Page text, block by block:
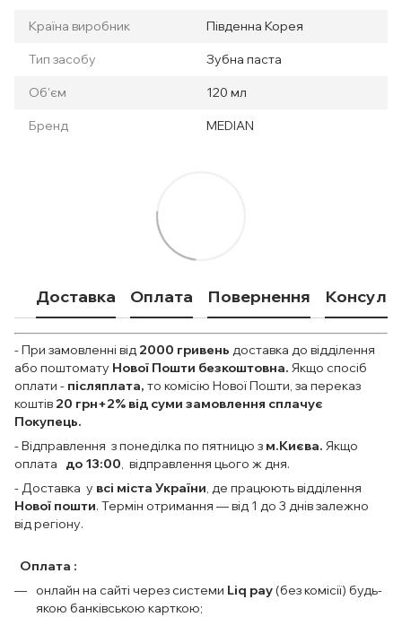
Країна виробник Південна Корея
Тип засобу Зубна паста
Об'єм 120 мл
Бренд MEDIAN
Доставка Оплата Повернення
- При замовленні від 2000 гривень доставка до відділення
або поштомату Нової Пошти безкоштовна. Якщо спосіб
оплати - післяплата, то комісію Нової Пошти, за переказ
коштів 20 грн+2% від суми замовлення сплачує
Покупець.
- Відправлення з понеділка по пятницю з м.Києва. Якщо
оплата до 13:00, відправлення цього ж дня.
- Доставка у всі міста України, де працюють відділення
Нової пошти. Термін отримання — від 1 до 3 днів залежно
від регіону.
Оплата :
онлайн на сайті через системи Liq pay (без комісії) будь-
якою банківською карткою;